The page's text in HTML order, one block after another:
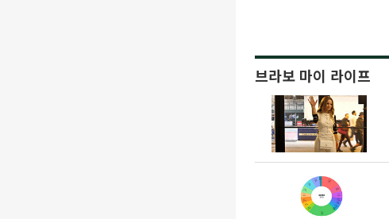
브라보 마이 라이프